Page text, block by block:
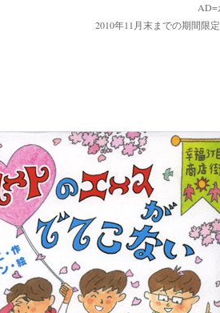
AD=
2010年11月末までの期間限